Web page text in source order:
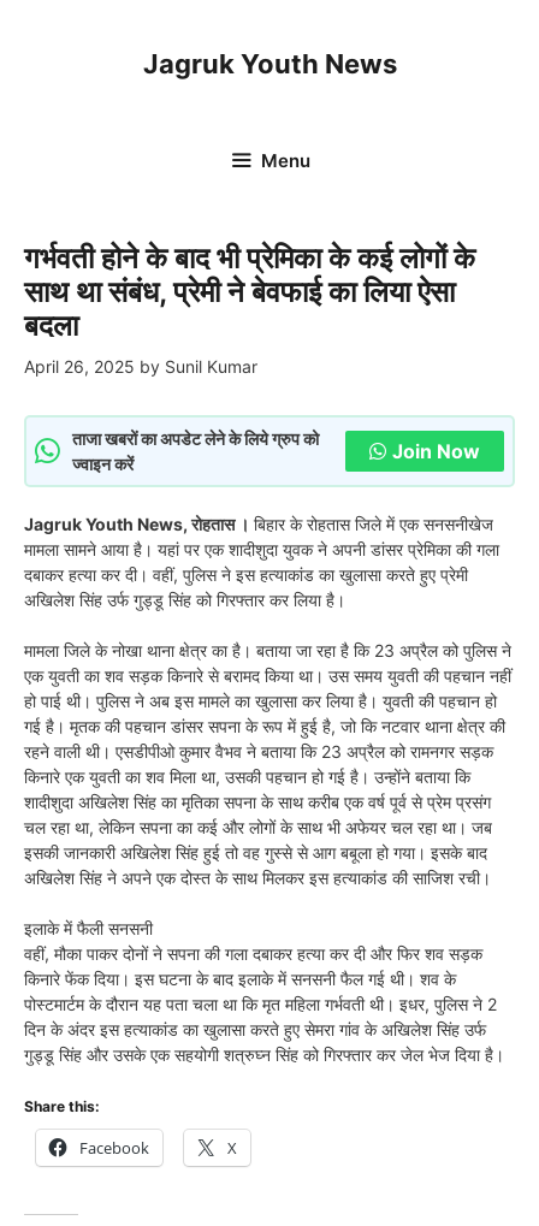
Jagruk Youth News
Menu
गर्भवती होने के बाद भी प्रेमिका के कई लोगों के
साथ था संबंध, प्रेमी ने बेवफाई का लिया ऐसा
बदला
April 26, 2025 by Sunil Kumar
ताजा खबरों का अपडेट लेने के लिये ग्रुप को
ज्वाइन करें
Join Now
Jagruk Youth News, रोहतास । बिहार के रोहतास जिले में एक सनसनीखेज
मामला सामने आया है। यहां पर एक शादीशुदा युवक ने अपनी डांसर प्रेमिका की गला
दबाकर हत्या कर दी। वहीं, पुलिस ने इस हत्याकांड का खुलासा करते हुए प्रेमी
अखिलेश सिंह उर्फ गुड्डू सिंह को गिरफ्तार कर लिया है।
मामला जिले के नोखा थाना क्षेत्र का है। बताया जा रहा है कि 23 अप्रैल को पुलिस ने
एक युवती का शव सड़क किनारे से बरामद किया था। उस समय युवती की पहचान नहीं
हो पाई थी। पुलिस ने अब इस मामले का खुलासा कर लिया है। युवती की पहचान हो
गई है। मृतक की पहचान डांसर सपना के रूप में हुई है, जो कि नटवार थाना क्षेत्र की
रहने वाली थी। एसडीपीओ कुमार वैभव ने बताया कि 23 अप्रैल को रामनगर सड़क
किनारे एक युवती का शव मिला था, उसकी पहचान हो गई है। उन्होंने बताया कि
शादीशुदा अखिलेश सिंह का मृतिका सपना के साथ करीब एक वर्ष पूर्व से प्रेम प्रसंग
चल रहा था, लेकिन सपना का कई और लोगों के साथ भी अफेयर चल रहा था। जब
इसकी जानकारी अखिलेश सिंह हुई तो वह गुस्से से आग बबूला हो गया। इसके बाद
अखिलेश सिंह ने अपने एक दोस्त के साथ मिलकर इस हत्याकांड की साजिश रची।
इलाके में फैली सनसनी
वहीं, मौका पाकर दोनों ने सपना की गला दबाकर हत्या कर दी और फिर शव सड़क
किनारे फेंक दिया। इस घटना के बाद इलाके में सनसनी फैल गई थी। शव के
पोस्टमार्टम के दौरान यह पता चला था कि मृत महिला गर्भवती थी। इधर, पुलिस ने 2
दिन के अंदर इस हत्याकांड का खुलासा करते हुए सेमरा गांव के अखिलेश सिंह उर्फ
गुड्डू सिंह और उसके एक सहयोगी शत्रुघ्न सिंह को गिरफ्तार कर जेल भेज दिया है।
Share this:
Facebook X